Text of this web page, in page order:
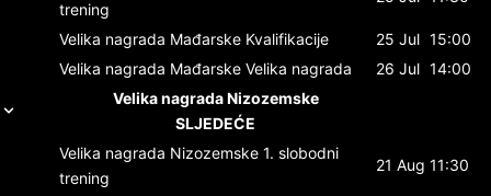
trening
Velika nagrada Mađarske Kvalifikacije 25 Jul 15:00
Velika nagrada Mađarske Velika nagrada 26 Jul 14:00
Velika nagrada Nizozemske
SLJEDEĆE
Velika nagrada Nizozemske 1. slobodni
trening
21 Aug 11:30